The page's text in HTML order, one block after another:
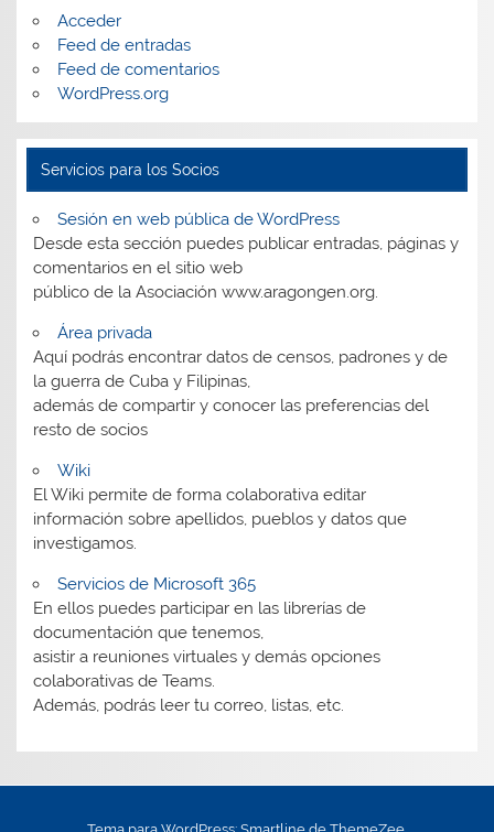
Acceder
Feed de entradas
Feed de comentarios
WordPress.org
Servicios para los Socios
Sesión en web pública de WordPress
Desde esta sección puedes publicar entradas, páginas y
comentarios en el sitio web
público de la Asociación www.aragongen.org.
Área privada
Aquí podrás encontrar datos de censos, padrones y de
la guerra de Cuba y Filipinas,
además de compartir y conocer las preferencias del
resto de socios
Wiki
El Wiki permite de forma colaborativa editar
información sobre apellidos, pueblos y datos que
investigamos.
Servicios de Microsoft 365
En ellos puedes participar en las librerías de
documentación que tenemos,
asistir a reuniones virtuales y demás opciones
colaborativas de Teams.
Además, podrás leer tu correo, listas, etc.